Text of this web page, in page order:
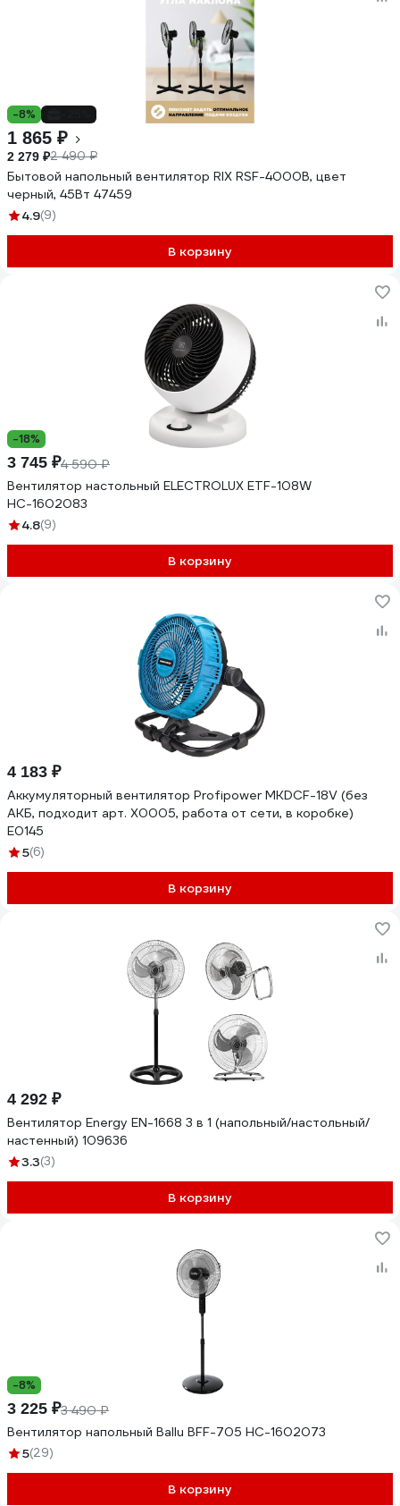
-8%
1 865 ₽
2 279 ₽2 490 ₽
Бытовой напольный вентилятор RIX RSF-4000B, цвет
черный, 45Вт 47459
4.9(9)
В корзину
-18%
3 745 ₽4 590 ₽
Вентилятор настольный ELECTROLUX ETF-108W
НС-1602083
4.8(9)
В корзину
4 183 ₽
Аккумуляторный вентилятор Profipower MKDCF-18V (без
АКБ, подходит арт. X0005, работа от сети, в коробке)
E0145
5(6)
В корзину
4 292 ₽
Вентилятор Energy EN-1668 3 в 1 (напольный/настольный/
настенный) 109636
3.3(3)
В корзину
-8%
3 225 ₽3 490 ₽
Вентилятор напольный Ballu BFF-705 НС-1602073
5(29)
В корзину